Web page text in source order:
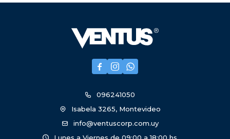
  
096241050
Isabela 3265, Montevideo
info@ventuscorp.com.uy